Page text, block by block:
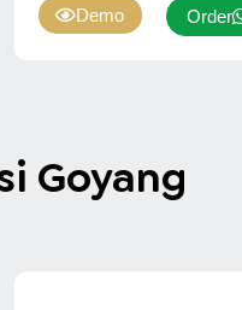
Demo Order
Goyang